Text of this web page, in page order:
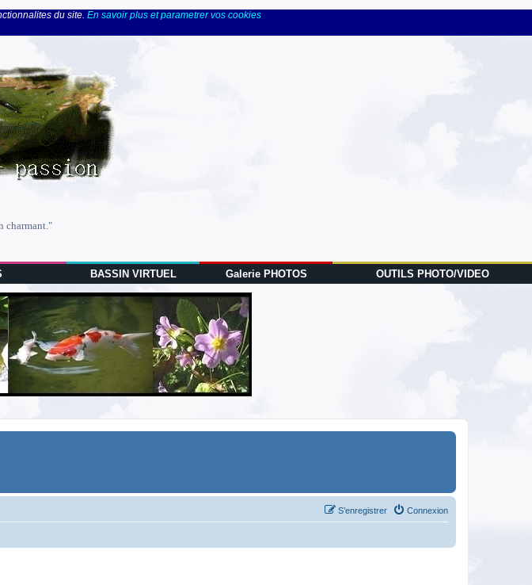
du site. En savoir plus et parametrer vos cookies
charmant."
BASSIN VIRTUEL Galerie PHOTOS OUTILS PHOTO/VIDEO
Connexion
S’enregistrer